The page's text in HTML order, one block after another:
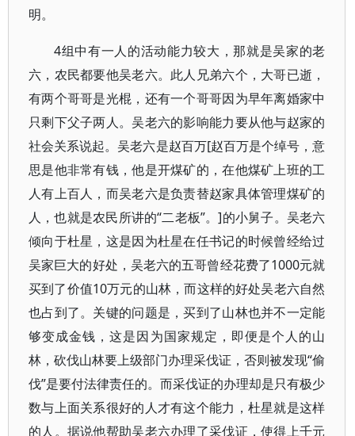
明。
4组中有一人的活动能力较大，那就是吴家的老
六，农民都要他吴老六。此人兄弟六个，大哥已逝，
有两个哥哥是光棍，还有一个哥哥因为早年离婚家中
只剩下父子两人。吴老六的影响能力要从他与赵家的
社会关系说起。吴老六是赵百万[赵百万是个绰号，意
思是他非常有钱，他是开煤矿的，在他煤矿上班的工
人有上百人，而吴老六是负责替赵家具体管理煤矿的
人，也就是农民所讲的“二老板”。]的小舅子。吴老六
倾向于杜星，这是因为杜星在任书记的时候曾经给过
吴家巨大的好处，吴老六的五哥曾经花费了1000元就
买到了价值10万元的山林，而这样的好处吴老六自然
也占到了。关键的问题是，买到了山林也并不一定能
够变成金钱，这是因为国家规定，即便是个人的山
林，砍伐山林要上级部门办理采伐证，否则被发现“偷
伐”是要付法律责任的。而采伐证的办理却是只有极少
数与上面关系很好的人才有这个能力，杜星就是这样
的人。据说他帮助吴老六办理了采伐证，使得上千元